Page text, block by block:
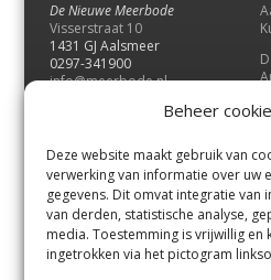
Beheer
Deze website maakt gebruik van
verwerking van informatie over uw
gegevens. Dit omvat integratie van
van derden, statistische analyse,
media. Toestemming is vrijwillig
ingetrokken via het pictogram
De Nieuwe Meerbode
Visserstraat 10
1431 GJ Aalsmeer
0297-341900
info@meerbode.nl